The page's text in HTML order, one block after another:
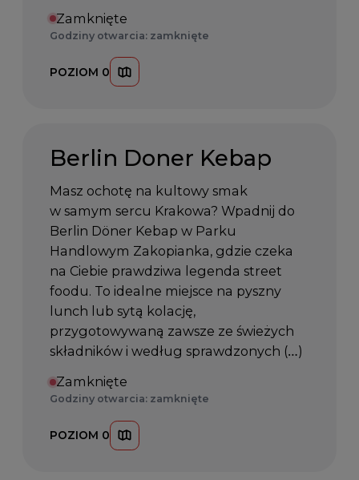
Zamknięte
Godziny otwarcia: zamknięte
POZIOM 0
Berlin Doner Kebap
Masz ochotę na kultowy smak
w samym sercu Krakowa? Wpadnij do
Berlin Döner Kebap w Parku
Handlowym Zakopianka, gdzie czeka
na Ciebie prawdziwa legenda street
foodu. To idealne miejsce na pyszny
lunch lub sytą kolację,
przygotowywaną zawsze ze świeżych
składników i według sprawdzonych (…)
Zamknięte
Godziny otwarcia: zamknięte
POZIOM 0